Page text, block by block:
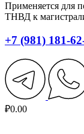
Применяется для
ТНВД к
+7 (981) 181-
₽0.00